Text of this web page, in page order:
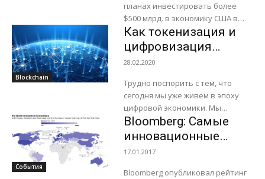
планах инвестировать более
$500 млрд. в экономику США в
течение следующих четырех
лет.Об этом говорится в пресс-
релизе компании. В частности,
значительную...
Blockchain
Как токенизация и
цифровизация
активов помогут
капитал» в
экономику
28.02.2020
Трудно поспорить с тем, что
сегодня мы уже живем в эпоху
цифровой экономики. Мы
используем приложения, чтобы
отправлять деньги друзьям,
оплачивать счета, покупать
продукты...
События
Bloomberg: Самые
инновационные
экономики мира
17.01.2017
Bloomberg опубликовал рейтинг